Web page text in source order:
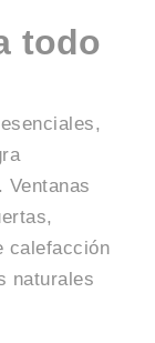
todo
Ventanas
calefacción
naturales